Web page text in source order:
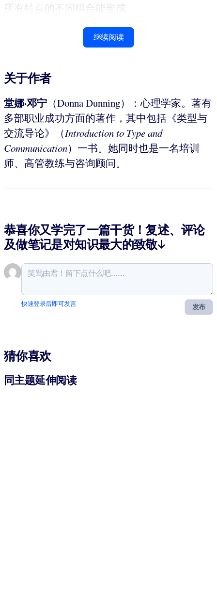
所有特点的不同组合能形成...
继续阅读
关于作者
堂娜·邓宁 （Donna Dunning）：心理学家。著有
多部职业成功方面的著作，其中包括《类型与
交流导论》（Introduction to Type and
Communication）一书。她同时也是一名培训
师、高管教练与咨询顾问。
恭喜你又学完了一篇干货！复述、评论
及做笔记是对知识最大的致敬↓
发布
快速登录后即可发言
猜你喜欢
同主题延伸阅读